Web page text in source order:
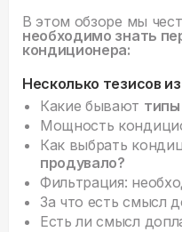
В этом обзоре мы
необходимо знать
кондиционера:
Несколько тезисов
Какие бывают типы
Мощность
Как выбрать
продувало?
Фильтрация:
За что есть смысл
Есть ли смысл